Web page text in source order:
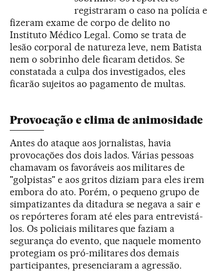
registraram o caso na polícia e
fizeram exame de corpo de delito no
Instituto Médico Legal. Como se trata de
lesão corporal de natureza leve, nem Batista
nem o sobrinho dele ficaram detidos. Se
constatada a culpa dos investigados, eles
ficarão sujeitos ao pagamento de multas.
Provocação e clima de animosidade
Antes do ataque aos jornalistas, havia
provocações dos dois lados. Várias pessoas
chamavam os favoráveis aos militares de
"golpistas" e aos gritos diziam para eles irem
embora do ato. Porém, o pequeno grupo de
simpatizantes da ditadura se negava a sair e
os repórteres foram até eles para entrevistá-
los. Os policiais militares que faziam a
segurança do evento, que naquele momento
protegiam os pró-militares dos demais
participantes, presenciaram a agressão.